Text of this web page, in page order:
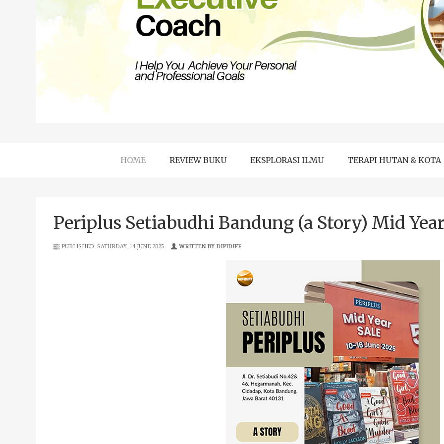
HOME REVIEW BUKU EKSPLORASI ILMU TERAPI HUTAN & KOTA
Periplus Setiabudhi Bandung (a Story) Mid
PUBLISHED: SATURDAY, 14 JUNE 2025 WRITTEN BY DIPIDIFF